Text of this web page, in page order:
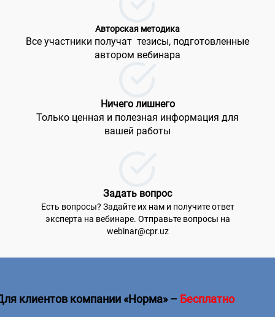
Авторская методика
Все участники получат тезисы, подготовленные
автором вебинара
Ничего лишнего
Только ценная и полезная информация для
вашей работы
Задать вопрос
Есть вопросы? Задайте их нам и получите ответ
эксперта на вебинаре. Отправьте вопросы на
webinar@cpr.uz
клиентов компании «Норма»– Бесплатно